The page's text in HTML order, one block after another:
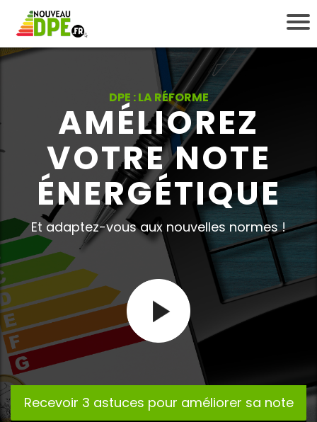
DPE : LA RÉFORME
AMÉLIOREZ
VOTRE NOTE
ÉNERGÉTIQUE
Et adaptez-vous aux nouvelles normes !
Recevoir 3 astuces pour améliorer sa note